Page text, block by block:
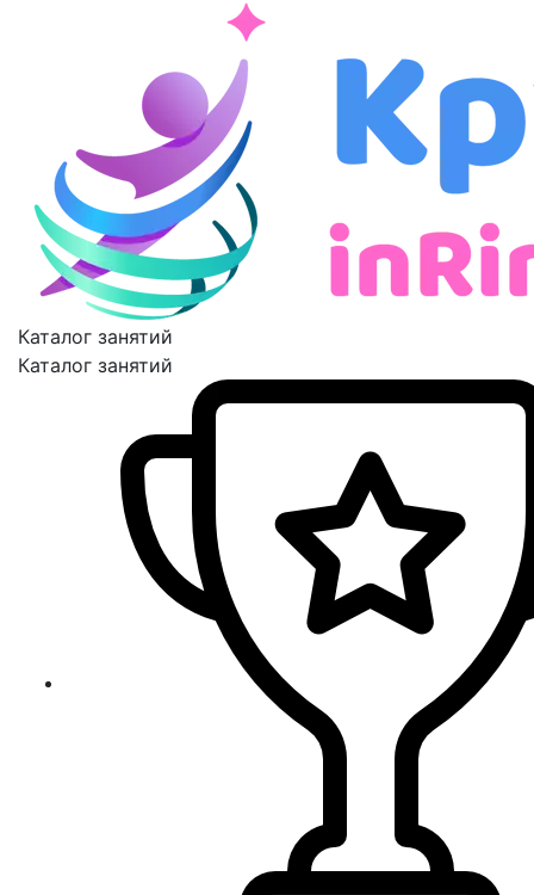
Каталог занятий
Каталог занятий